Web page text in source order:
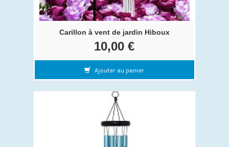
Carillon à vent de jardin Hiboux
10,00 €
Ajouter au panier